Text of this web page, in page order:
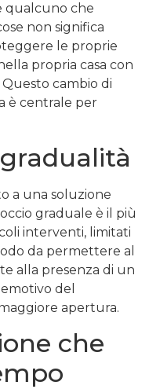
qualcuno che
non significa
le proprie
propria casa con
cambio di
è centrale per
a una soluzione
graduale è il più
interventi, limitati
da permettere al
alla presenza di un
del
apertura.
che